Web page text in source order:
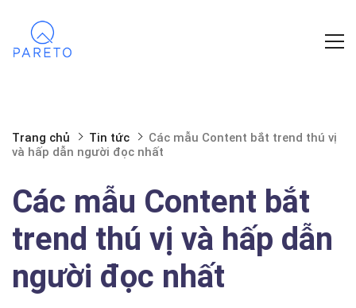
Trang chủ Tin tức
Các mẫu Content bắt trend thú vị
và hấp dẫn người đọc nhất
Các mẫu Content bắt
trend thú vị và hấp dẫn
người đọc nhất